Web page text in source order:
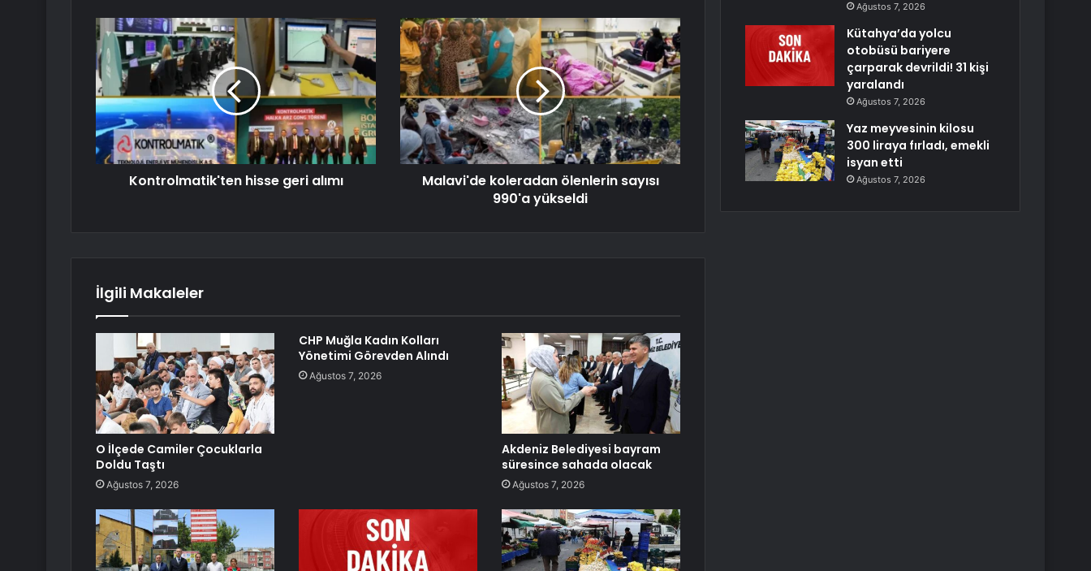
Kontrolmatik'ten hisse geri alımı
Malavi'de koleradan ölenlerin sayısı
990'a yükseldi
İlgili Makaleler
O İlçede Camiler Çocuklarla
Doldu Taştı
Ağustos 7, 2026
CHP Muğla Kadın Kolları
Yönetimi Görevden Alındı
Ağustos 7, 2026
Akdeniz Belediyesi bayram
süresince sahada olacak
Ağustos 7, 2026
Ağustos 7, 2026
Kütahya’da yolcu
otobüsü bariyere
çarparak devrildi! 31 kişi
yaralandı
Ağustos 7, 2026
Yaz meyvesinin kilosu
300 liraya fırladı, emekli
isyan etti
Ağustos 7, 2026